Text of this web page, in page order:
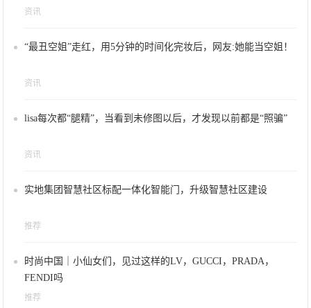
资讯
“最丑空姐”走红，用5分钟的时间化完妆后，网友:她能当空姐！
资讯
lisa每次都“腿精”，当看到未修图以后，才发现以前都是“照骗”
资讯
实地集团智慧社区标配一体化智能门，升级智慧社区建设
推荐
时尚中国｜小仙女们，见过这样的LV，GUCCI，PRADA，
FENDI吗
推荐